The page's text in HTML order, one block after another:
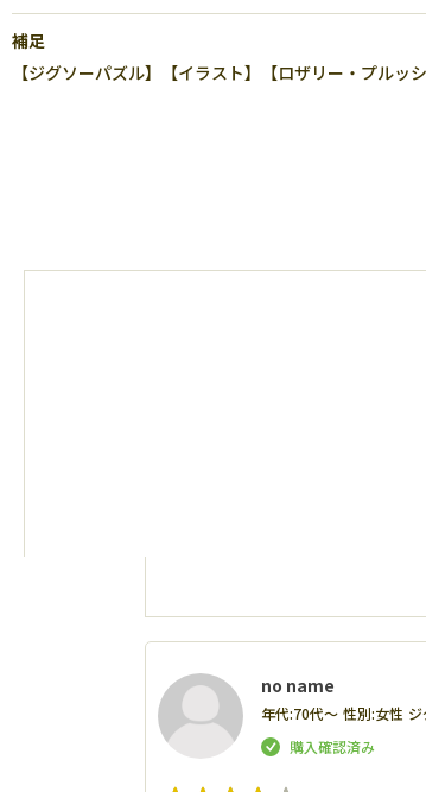
補足
【ジグソーパズル】【イラスト】【ロザリー・プル
no name
年代:70代～ 性別:女性